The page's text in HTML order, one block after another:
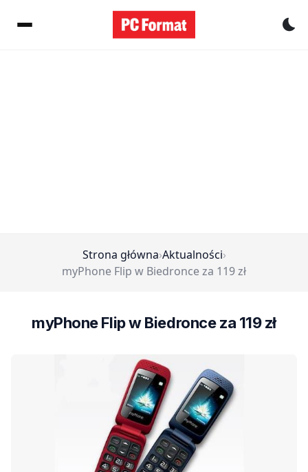
Strona główna›Aktualności›
myPhone Flip w Biedronce za 119 zł
myPhone Flip w Biedronce za 119 zł